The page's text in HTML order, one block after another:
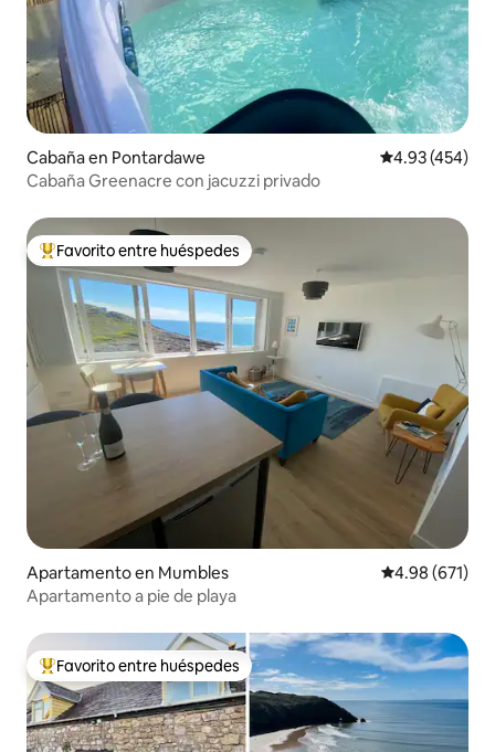
Cabaña en Pontardawe Calificación
4.93 (454)
Cabaña Greenacre con jacuzzi privado
Favorito entre huéspedes preferido
Favorito entre huéspedes
Apartamento en Mumbles Calificación
4.98 (671)
Apartamento a pie de playa
Favorito entre huéspedes preferido
Favorito entre huéspedes